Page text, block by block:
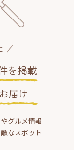
を掲載
届け
グルメ情報
なスポット